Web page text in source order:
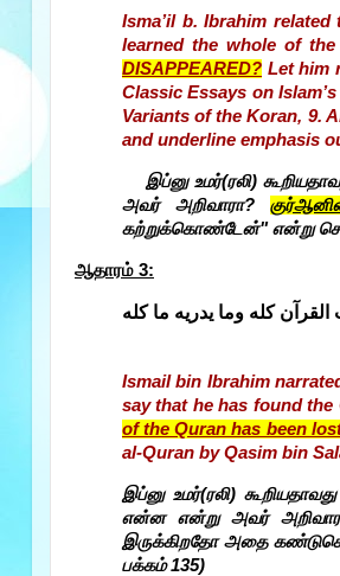
Isma’il b. Ibrahim
learned the whole of
DISAPPEARED? Let him
Classic Essays on
Variants of the Koran, 9.
and underline emphasis
இப்னு உமர்(ரலி)
அவர் அறிவாரா?
கற்றுக்கொண்டேன்" என்று
ஆதாரம் 3:
كله وما يدريه ما كله
Ismail bin Ibrahim
say that he has found
of the Quran has been
al-Quran by Qasim bin
இப்னு உமர்(ரலி)
என்ன என்று அவர்
இருக்கிறதோ அதை
பக்கம் 135)